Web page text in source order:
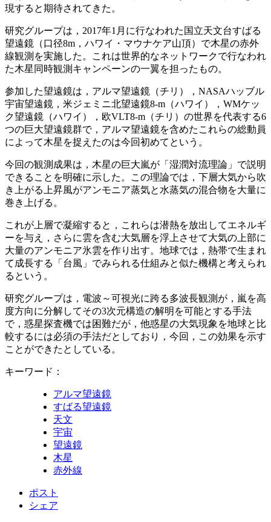
現すると期待されてきた。
研究グループは，2017年1月に行なわれた国立天文台すばる
望遠鏡（口径8m，ハワイ・マウナケア山頂）で木星の赤外
線観測を実施した。これは世界的なネットワークで行なわれ
た木星同時観測キャンペーンの一翼を担ったもの。
参加した望遠鏡は，アルマ望遠鏡（チリ），NASAハッブル
宇宙望遠鏡，米ジェミニ北望遠鏡8-m（ハワイ），WMケッ
ク望遠鏡（ハワイ），欧VLT8-m（チリ）の世界を代表する6
つの巨大望遠鏡群で，アルマ望遠鏡を含めたこれらの総動員
によって木星を捉えたのは今回初めてという。
今回の観測成果は，木星の巨大嵐が「湿潤対流理論」で説明
できることを明確に示した。この理論では，下層大気から吹
き上がる上昇風がアンモニア蒸気と水蒸気の混合物を大量に
巻き上げる。
これが上層で凝縮すると，これらは潜熱を放出してエネルギ
ーを与え，さらに雲を含む大気層を浮上させて大気の上部に
大量のアンモニア氷雲を作り出す。地球では，熱帯で生まれ
て成長する「台風」でみられる仕組みと似た機構と考えられ
るという。
研究グループは，電波～可視光に跨る多波長観測が，嵐を高
度方向に分解してその3次元構造の解明を可能とする手法
で，惑星探査機では困難だが，他惑星の大気現象を地球と比
較するには必須の手法だとしており，今回，この効果を示す
ことができたとしている。
キーワード：
アルマ望遠鏡
すばる望遠鏡
天文
宇宙
望遠鏡
木星
赤外線
ポスト
シェア